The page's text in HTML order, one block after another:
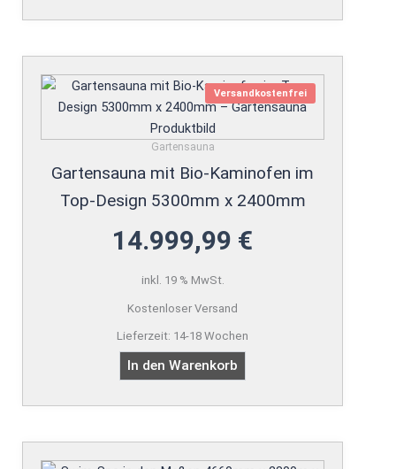
Versandkostenfrei
Gartensauna
Gartensauna mit Bio-Kaminofen im
Top-Design 5300mm x 2400mm
14.999,99 €
inkl. 19 % MwSt.
Kostenloser Versand
Lieferzeit: 14-18 Wochen
In den Warenkorb